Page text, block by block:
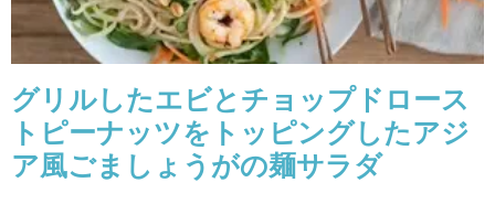
グリルしたエビとチョップドロース
トピーナッツをトッピングしたアジ
ア風ごましょうがの麺サラダ